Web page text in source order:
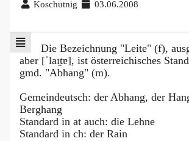
Koschutnig 03.06.2008
Die Bezeichnung "Leite" (f),
aber [ˈlaɪ̯tɐ], ist österreichisches
gmd. "Abhang" (m).
Gemeindeutsch: der Abhang, der
Berghang
Standard in at auch: die Lehne
Standard in ch: der Rain